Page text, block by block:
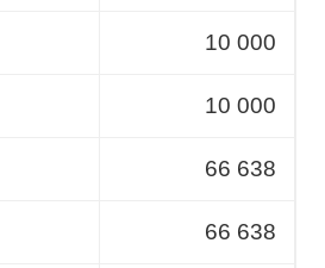
10 000
10 000
66 638
66 638